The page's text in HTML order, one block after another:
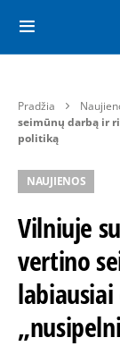
Pradžia
seimūnų darbą ir
politiką
NAUJIENOS
Vilniuje
vertino